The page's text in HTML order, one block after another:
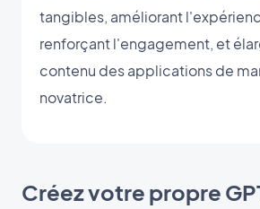
tangibles, améliorant
renforçant l'engagement, et
contenu des applications de
novatrice.
Créez votre propre